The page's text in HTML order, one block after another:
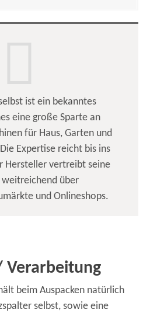
ist ein bekanntes
eine große Sparte an
für Haus, Garten und
Expertise reicht bis ins
Hersteller vertreibt seine
über
und Onlineshops.
Verarbeitung
beim Auspacken natürlich
selbst, sowie eine